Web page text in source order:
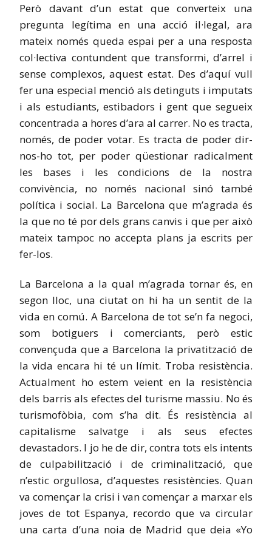
Però davant d’un estat que converteix una
pregunta legítima en una acció il·legal, ara
mateix només queda espai per a una resposta
col·lectiva contundent que transformi, d’arrel i
sense complexos, aquest estat. Des d’aquí vull
fer una especial menció als detinguts i imputats
i als estudiants, estibadors i gent que segueix
concentrada a hores d’ara al carrer. No es tracta,
només, de poder votar. Es tracta de poder dir-
nos-ho tot, per poder qüestionar radicalment
les bases i les condicions de la nostra
convivència, no només nacional sinó també
política i social. La Barcelona que m’agrada és
la que no té por dels grans canvis i que per això
mateix tampoc no accepta plans ja escrits per
fer-los.
La Barcelona a la qual m’agrada tornar és, en
segon lloc, una ciutat on hi ha un sentit de la
vida en comú. A Barcelona de tot se’n fa negoci,
som botiguers i comerciants, però estic
convençuda que a Barcelona la privatització de
la vida encara hi té un límit. Troba resistència.
Actualment ho estem veient en la resistència
dels barris als efectes del turisme massiu. No és
turismofòbia, com s’ha dit. És resistència al
capitalisme salvatge i als seus efectes
devastadors. I jo he de dir, contra tots els intents
de culpabilització i de criminalització, que
n’estic orgullosa, d’aquestes resistències. Quan
va començar la crisi i van començar a marxar els
joves de tot Espanya, recordo que va circular
una carta d’una noia de Madrid que deia «Yo